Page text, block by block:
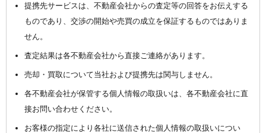
提携先サービスは、不動産会社からの査定等の回答をお伝えする
ものであり、交渉の開始や売買の成立を保証するものではありま
せん。
査定結果は各不動産会社から直接ご連絡があります。
売却・買取について当社および提携先は関与しません。
各不動産会社が保管する個人情報の取扱いは、各不動産会社に直
接お問い合わせください。
お客様の指定により各社に送信された個人情報の取扱いについ